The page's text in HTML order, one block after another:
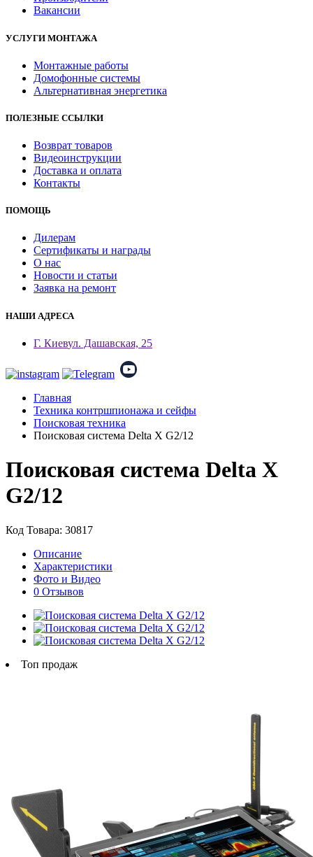
Вакансии
УСЛУГИ МОНТАЖА
Монтажные работы
Домофонные системы
Альтернативная энергетика
ПОЛЕЗНЫЕ ССЫЛКИ
Возврат товаров
Видеоинструкции
Доставка и оплата
Контакты
ПОМОЩЬ
Дилерам
Сертификаты и награды
О нас
Новости и статьи
Заявка на ремонт
НАШИ АДРЕСА
Г. Киевул. Дашавская, 25
Главная
Техника контршпионажа и сейфы
Поисковая техника
Поисковая система Delta X G2/12
Поисковая система Delta X
G2/12
Код Товара: 30817
Описание
Характеристики
Фото и Видео
0 Отзывов
Топ продаж